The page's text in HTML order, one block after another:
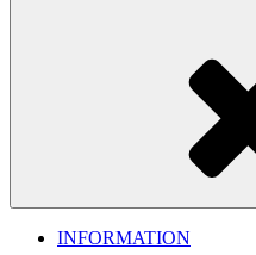
INFORMATION